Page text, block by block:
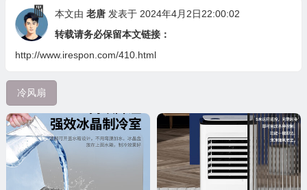
本文由 老唐发表于 2024年4月2日22:00:02
转载请务必保留本文链接：
http://www.irespon.com/410.html
冷风扇